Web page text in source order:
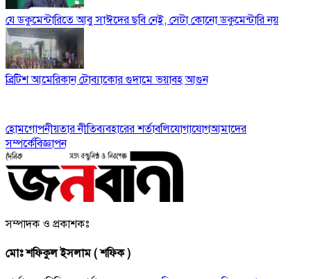
যে ডকুমেন্টারিতে আবু সাঈদের ছবি নেই, সেটা কোনো ডকুমেন্টারি নয়
ব্রিটিশ আমেরিকান টোব্যাকোর গুদামে ভয়াবহ আগুন
হোমগোপনীয়তার নীতিব্যবহারের শর্তাবলিযোগাযোগআমাদের
সম্পর্কেবিজ্ঞাপন
সম্পাদক ও প্রকাশকঃ
মোঃ শফিকুল ইসলাম ( শফিক )